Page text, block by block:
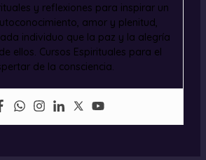
y reflexiones para inspirar un
amor y plenitud,
individuo que la paz y la alegría
ellos. Cursos Espirituales para el
de la consciencia.